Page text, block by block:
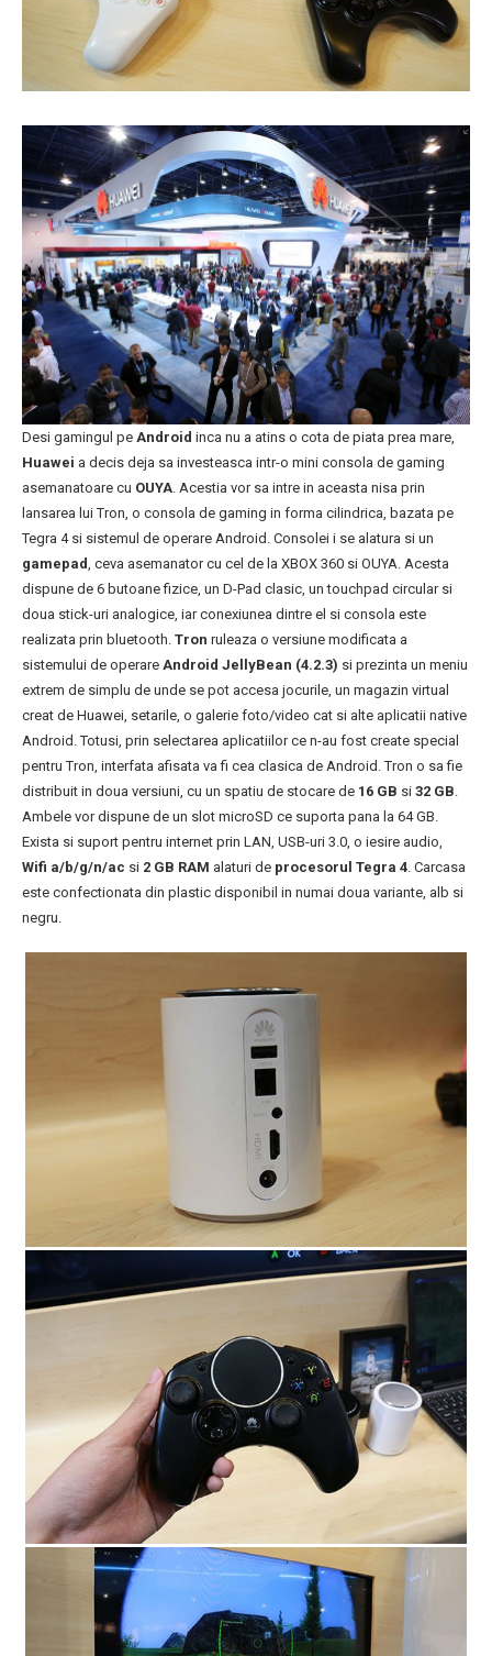
Desi gamingul pe Android inca nu a atins o cota de piata prea mare,
Huawei a decis deja sa investeasca intr-o mini consola de gaming
asemanatoare cu OUYA. Acestia vor sa intre in aceasta nisa prin
lansarea lui Tron, o consola de gaming in forma cilindrica, bazata pe
Tegra 4 si sistemul de operare Android. Consolei i se alatura si un
gamepad, ceva asemanator cu cel de la XBOX 360 si OUYA. Acesta
dispune de 6 butoane fizice, un D-Pad clasic, un touchpad circular si
doua stick-uri analogice, iar conexiunea dintre el si consola este
realizata prin bluetooth. Tron ruleaza o versiune modificata a
sistemului de operare Android JellyBean (4.2.3) si prezinta un meniu
extrem de simplu de unde se pot accesa jocurile, un magazin virtual
creat de Huawei, setarile, o galerie foto/video cat si alte aplicatii native
Android. Totusi, prin selectarea aplicatiilor ce n-au fost create special
pentru Tron, interfata afisata va fi cea clasica de Android. Tron o sa fie
distribuit in doua versiuni, cu un spatiu de stocare de 16 GB si 32 GB.
Ambele vor dispune de un slot microSD ce suporta pana la 64 GB.
Exista si suport pentru internet prin LAN, USB-uri 3.0, o iesire audio,
Wifi a/b/g/n/ac si 2 GB RAM alaturi de procesorul Tegra 4. Carcasa
este confectionata din plastic disponibil in numai doua variante, alb si
negru.